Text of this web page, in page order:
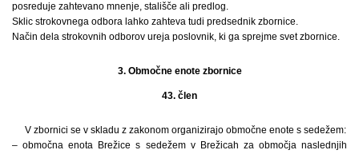
posreduje zahtevano mnenje, stališče ali predlog.
Sklic strokovnega odbora lahko zahteva tudi predsednik zbornice.
Način dela strokovnih odborov ureja poslovnik, ki ga sprejme svet zbornice.
3. Območne enote zbornice
43. člen
V zbornici se v skladu z zakonom organizirajo območne enote s sedežem:
– območna enota Brežice s sedežem v Brežicah za območja naslednjih